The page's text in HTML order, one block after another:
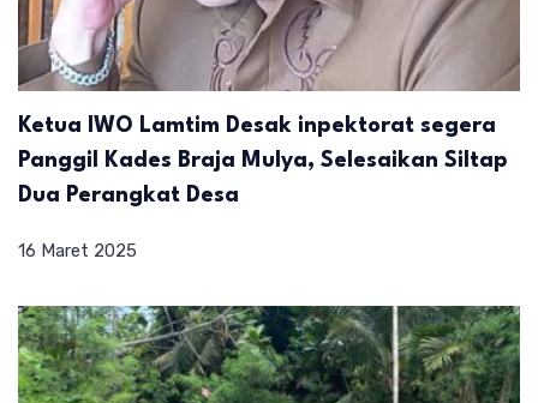
Ketua IWO Lamtim Desak inpektorat segera
Panggil Kades Braja Mulya, Selesaikan Siltap
Dua Perangkat Desa
16 Maret 2025